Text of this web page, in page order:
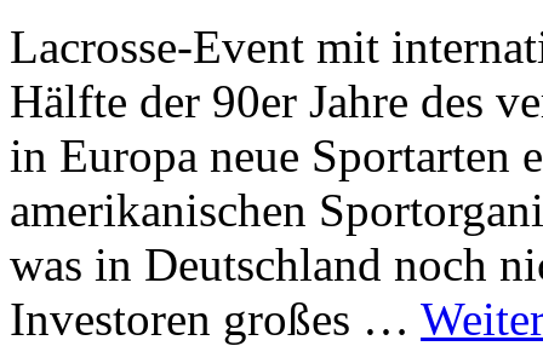
Lacrosse-Event mit
Hälfte der 90er Jahre des
in Europa neue Sportarten
amerikanischen
was in Deutschland noch
Investoren großes …